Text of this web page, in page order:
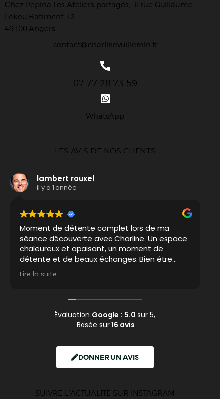
Chez Pepina Les Ateliers partagés, 6 rue Guillaume
Lekeu Batiment 12
49100 Angers
contact@charlinevuillemin.fr
07 77 28 73 59
WhatsApp
LES AVIS DE NOS CLIENTS
lambert rouxel
il y a 1 année
Moment de détente complet lors de ma
séance découverte avec Charline. Un espace
chaleureux et apaisant, un moment de
détente et de beaux échanges. Bien être
assuré comme sur un petit nuage en sortant.
Lire la suite
Évaluation Google : 5.0 sur 5,
Basée sur 16 avis
DONNER UN AVIS
SUIVRE L’ACTUALITE SUR INSTAGRAM